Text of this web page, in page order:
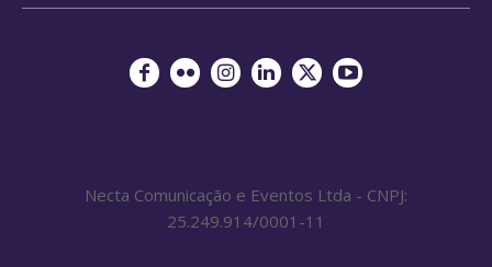
Necta Comunicação e Eventos Ltda - CNPJ:
25.249.914/0001-11